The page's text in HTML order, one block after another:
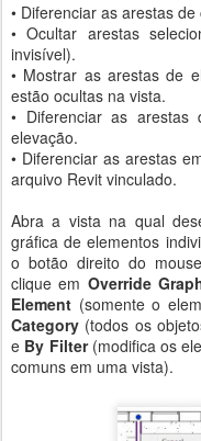
• Diferenciar as arestas
• Ocultar arestas
invisível).
• Mostrar as arestas de
estão ocultas na vista.
• Diferenciar as
elevação.
• Diferenciar as arestas
arquivo Revit vinculado.
Abra a vista na qual
gráfica de elementos
o botão direito do
clique em Override
Element (somente o
Category (todos os
e By Filter (modifica os
comuns em uma vista).